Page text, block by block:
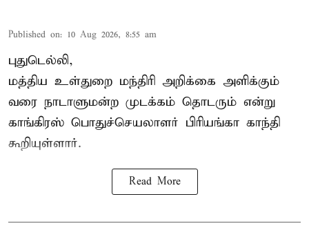
Published on: 10 Aug 2026, 8:55 am
புதுடெல்லி,
மத்திய உள்துறை மந்திரி அறிக்கை அளிக்கும்
வரை நாடாளுமன்ற முடக்கம் தொடரும் என்று
காங்கிரஸ் பொதுச்செயலாளர் பிரியங்கா காந்தி
கூறியுள்ளார்.
Read More